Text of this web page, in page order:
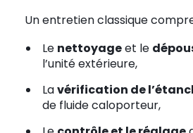
Un entretien classique
Le nettoyageet le
l’unité extérieure,
Lavérification de
de fluide caloporteur,